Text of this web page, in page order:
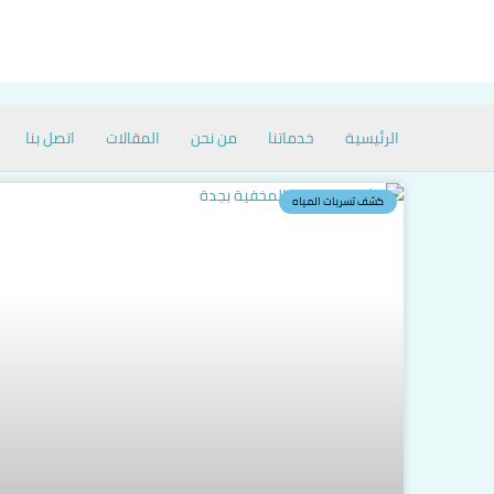
الرئيسية خدماتنا من نحن المقالات اتصل بنا
كشف تسربات المياه